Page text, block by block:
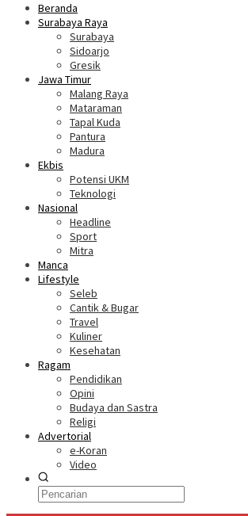
Beranda
Surabaya Raya
Surabaya
Sidoarjo
Gresik
Jawa Timur
Malang Raya
Mataraman
Tapal Kuda
Pantura
Madura
Ekbis
Potensi UKM
Teknologi
Nasional
Headline
Sport
Mitra
Manca
Lifestyle
Seleb
Cantik & Bugar
Travel
Kuliner
Kesehatan
Ragam
Pendidikan
Opini
Budaya dan Sastra
Religi
Advertorial
e-Koran
Video